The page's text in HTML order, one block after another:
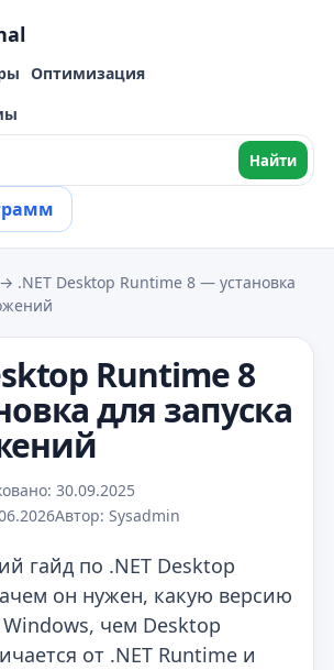
Оптимизация
Найти
.NET Desktop Runtime 8 — установка
Runtime 8
для запуска
30.09.2025
Автор: Sysadmin
гайд по .NET Desktop
он нужен, какую версию
Windows, чем Desktop
от .NET Runtime и